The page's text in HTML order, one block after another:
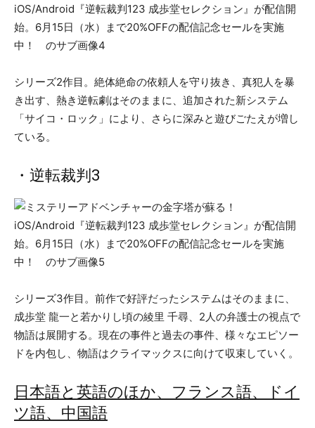
シリーズ2作目。絶体絶命の依頼人を守り抜き、真犯人を暴
き出す、熱き逆転劇はそのままに、追加された新システム
「サイコ・ロック」により、さらに深みと遊びごたえが増し
ている。
・逆転裁判3
シリーズ3作目。前作で好評だったシステムはそのままに、
成歩堂 龍一と若かりし頃の綾里 千尋、2人の弁護士の視点で
物語は展開する。現在の事件と過去の事件、様々なエピソー
ドを内包し、物語はクライマックスに向けて収束していく。
日本語と英語のほか、フランス語、ドイ
ツ語、中国語